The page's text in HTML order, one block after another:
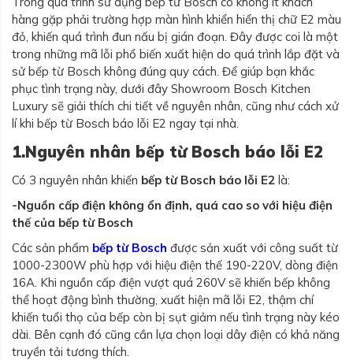
hàng gặp phải trường hợp màn hình khiển hiển thị chữ E2 màu
đỏ, khiến quá trình đun nấu bị gián đoạn. Đây được coi là một
trong những mã lỗi phổ biến xuất hiện do quá trình lắp đặt và
sử bếp từ Bosch không đúng quy cách. Để giúp bạn khắc
phục tình trạng này, dưới đây Showroom Bosch Kitchen
Luxury sẽ giải thích chi tiết về nguyên nhân, cũng như cách xử
lí khi bếp từ Bosch báo lỗi E2 ngay tại nhà.
1.Nguyên nhân bếp từ Bosch báo lỗi E2
Có 3 nguyên nhân khiến bếp từ Bosch báo lỗi E2 là:
-Nguồn cấp điện không ổn định, quá cao so với hiệu điện
thế của bếp từ Bosch
Các sản phẩm bếp từ Bosch được sản xuất với công suất từ
1000-2300W phù hợp với hiệu điện thế 190-220V, dòng điện
16A. Khi nguồn cấp điện vượt quá 260V sẽ khiến bếp không
thể hoạt động bình thường, xuất hiện mã lỗi E2, thậm chí
khiến tuổi thọ của bếp còn bị sụt giảm nếu tình trạng này kéo
dài. Bên cạnh đó cũng cần lựa chọn loại dây điện có khả năng
truyền tải tương thích.